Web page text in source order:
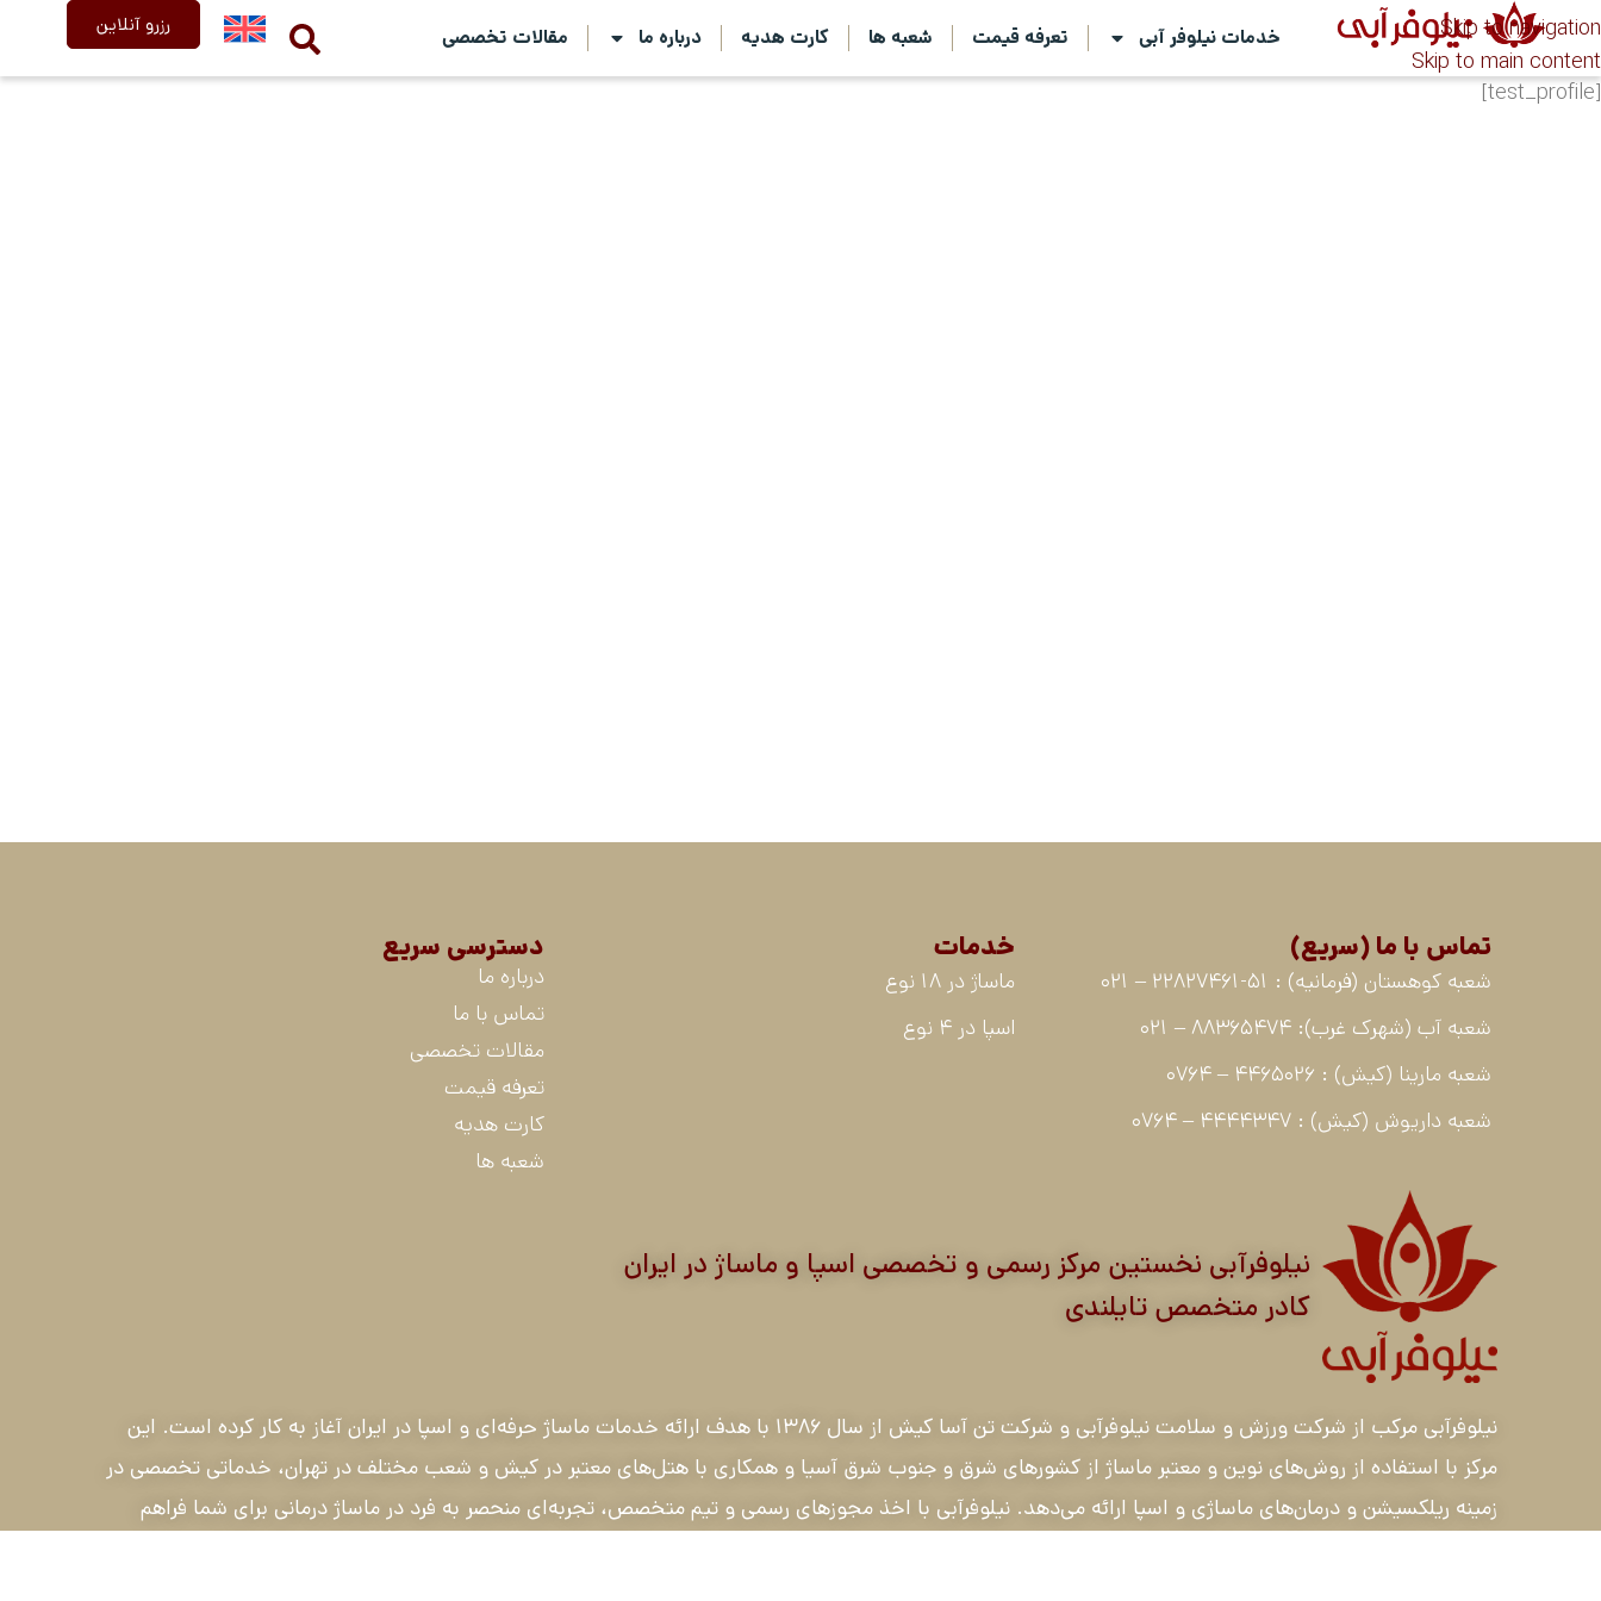
Skip to navigation
Skip to main content
رزرو آنلاین خدمات نیلوفر آبی تعرفه قیمت شعبه ها کارت هدیه درباره ما مقالات تخصصی
[test_profile]
دسترسی سریع
درباره ما
تماس با ما
مقالات تخصصی
تعرفه قیمت
کارت هدیه
شعبه ها
خدمات
ماساژ در 18 نوع
اسپا در 4 نوع
تماس با ما (سریع)
شعبه کوهستان (فرمانیه) : 51-22827461 – 021
شعبه آب (شهرک غرب): 88365474 – 021
شعبه مارینا (کیش) : 4465026 – 0764
شعبه داریوش (کیش) : 4444347 – 0764
نیلوفرآبی نخستین مرکز رسمی و تخصصی اسپا و ماساژ در ایران
کادر متخصص تایلندی
نیلوفرآبی مرکب از شرکت ورزش و سلامت نیلوفرآبی و شرکت تن آسا کیش از سال ۱۳۸۶ با هدف ارائه خدمات ماساژ حرفه‌ای و اسپا در ایران آغاز به کار کرده است. این
مرکز با استفاده از روش‌های نوین و معتبر ماساژ از کشورهای شرق و جنوب شرق آسیا و همکاری با هتل‌های معتبر در کیش و شعب مختلف در تهران، خدماتی تخصصی در
زمینه ریلکسیشن و درمان‌های ماساژی و اسپا ارائه می‌دهد. نیلوفرآبی با اخذ مجوزهای رسمی و تیم متخصص، تجربه‌ای منحصر به فرد در ماساژ درمانی برای شما فراهم